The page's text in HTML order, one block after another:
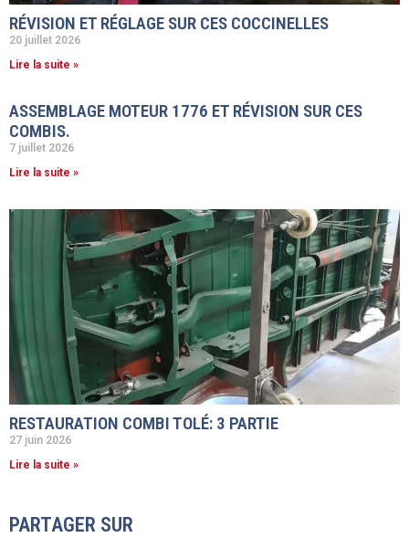
RÉVISION ET RÉGLAGE SUR CES COCCINELLES
20 juillet 2026
Lire la suite »
ASSEMBLAGE MOTEUR 1776 ET RÉVISION SUR CES
COMBIS.
7 juillet 2026
Lire la suite »
RESTAURATION COMBI TOLÉ: 3 PARTIE
27 juin 2026
Lire la suite »
PARTAGER SUR